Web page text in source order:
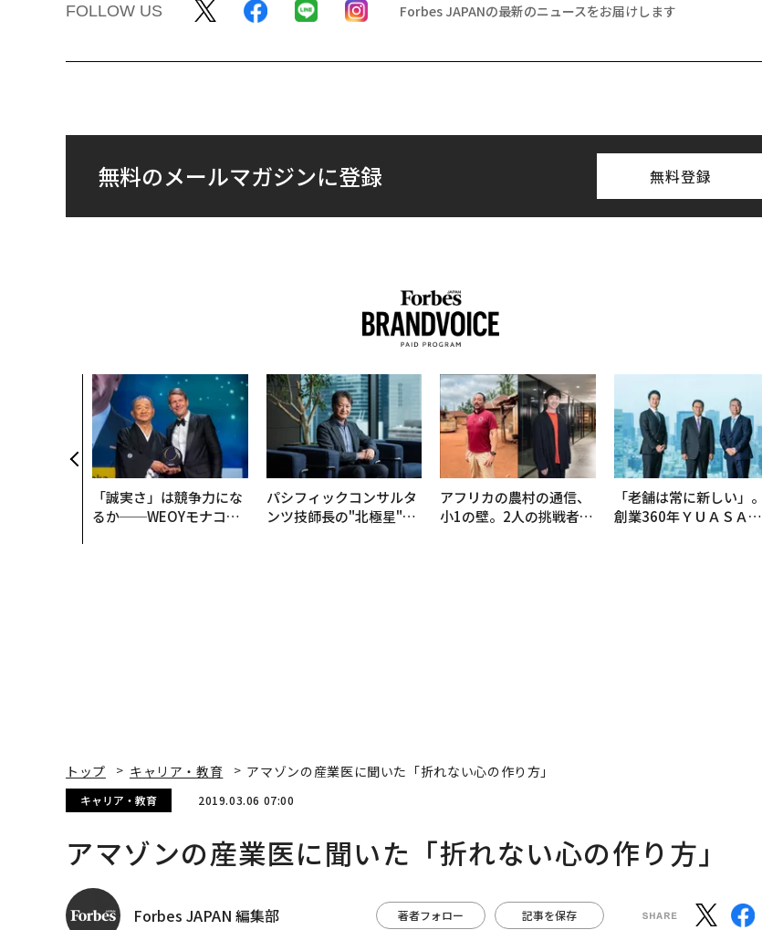
FOLLOW US Forbes JAPANの最新のニュースをお届けします
無料のメールマガジンに登録 無料登録
「誠実さ」は競争力にな
るか──WEOYモナコで
パシフィックコンサルタ
ンツ技師長の"北極星"。
アフリカの農村の通信、
小1の壁。2人の挑戦者が
「老舗は常に新しい」。
創業360年ＹＵＡＳＡと
トップ キャリア・教育 アマゾンの産業医に聞いた「折れない心の作り方」
キャリア・教育 2019.03.06 07:00
アマゾンの産業医に聞いた「折れない心の作り方」
Forbes JAPAN 編集部 著者フォロー 記事を保存